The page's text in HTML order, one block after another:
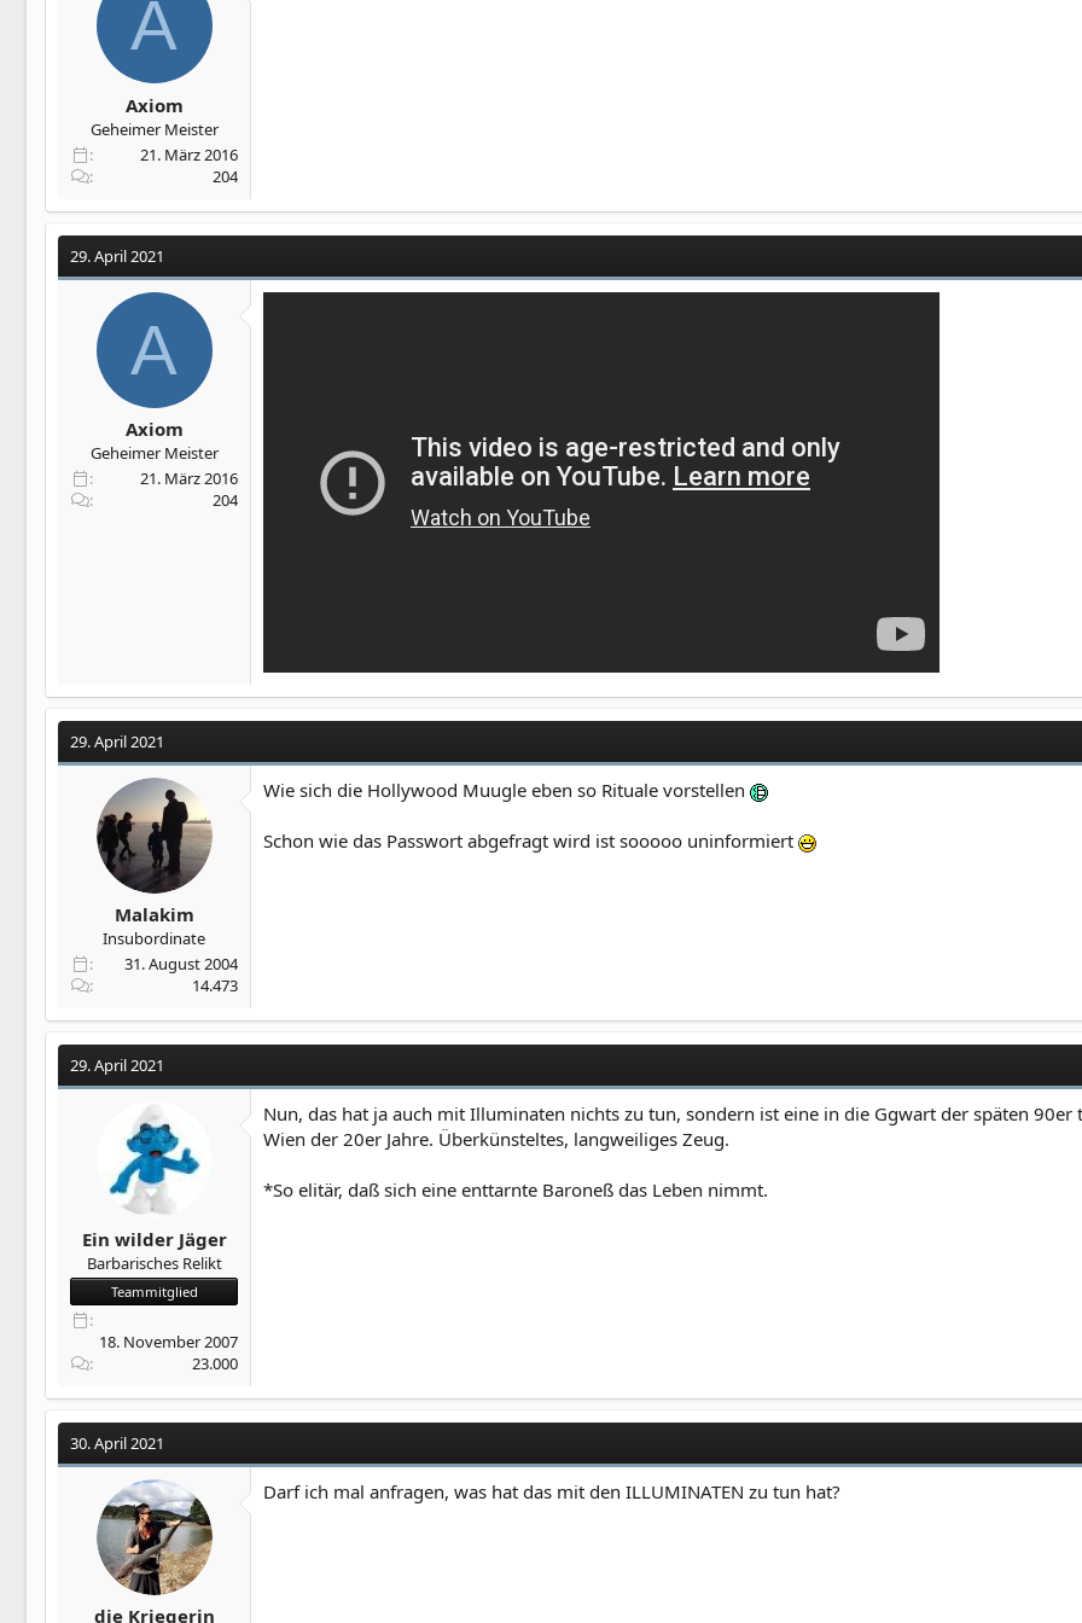
A
Axiom
Geheimer Meister
21. März 2016
204
29. April 2021
A
Axiom
Geheimer Meister
21. März 2016
204
29. April 2021
Malakim
Insubordinate
31. August 2004
14.473
Wie sich die Hollywood Muugle eben so Rituale vorstellen
Schon wie das Passwort abgefragt wird ist sooooo uninformiert
29. April 2021
Ein wilder Jäger
Barbarisches Relikt
Teammitglied
18. November 2007
23.000
Nun, das hat ja auch mit Illuminaten nichts zu tun, sondern ist eine in die Ggwart der späten
Wien der 20er Jahre. Überkünsteltes, langweiliges Zeug.
*So elitär, daß sich eine enttarnte Baroneß das Leben nimmt.
30. April 2021
die Kriegerin
Darf ich mal anfragen, was hat das mit den ILLUMINATEN zu tun hat?